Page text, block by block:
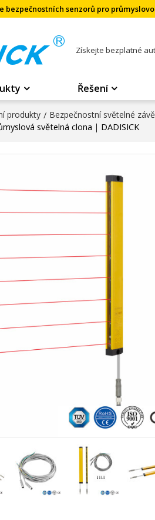
bezpečnostních senzorů pro
Získejte bezplatné
Řešení
produkty / Bezpečnostní světelné
světelná clona｜DADISICK